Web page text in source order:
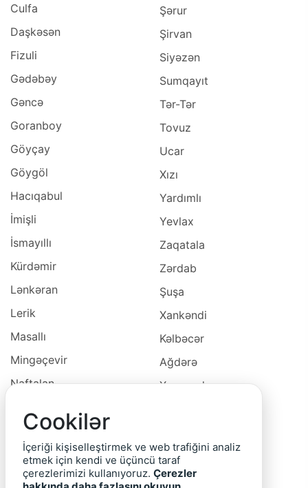
Culfa
Daşkəsən
Fizuli
Gədəbəy
Gəncə
Goranboy
Göyçay
Göygöl
Hacıqabul
İmişli
İsmayıllı
Kürdəmir
Lənkəran
Lerik
Masallı
Mingəçevir
Naftalan
Neftçala
Oğuz
Ordubad
Şərur
Şirvan
Siyəzən
Sumqayıt
Tər-Tər
Tovuz
Ucar
Xızı
Yardımlı
Yevlax
Zaqatala
Zərdab
Şuşa
Xankəndi
Kəlbəcər
Ağdərə
Xocavəd
Cəbrayıl
Qubadlı
Cookilər
İçeriği kişiselleştirmek ve web trafiğini analiz
etmek için kendi ve üçüncü taraf
çerezlerimizi kullanıyoruz. Çerezler